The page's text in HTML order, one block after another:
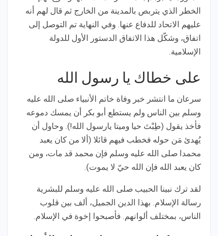
الخطر الذي يتربص بالمدينة من الخارج ثم قال لهم أنه
عليهم الاتحاد للدفاع عنها. وفي النهاية تم التوصل إلى
اتفاق، وشكّل هذا الاتفاق الدستور الأول للدولة
الإسلامية.
على خطاك يا رسول الله
سرعان ما انتشر خبر وفاة خاتم الأنبياء صلى الله عليه
وسلم بين الناس ولم يستطع أبو بكر أن يمسك دموعه
فأخذ يقول (طِبْتَ حيا وميتا يارسول الله!). وحاول أن
يُهدئ مَن حوله فخطب فيهم قائلا (ألا من كان يعبد
محمدا صلى الله عليه وسلم فإن محمد قد مات، ومن
كان يعبد الله فإن الله حيّ لا يموت).
لقد ترك نبينا الحبيب صلى الله عليه وسلم للبشرية
رسالة الإسلام. بهذا الدين الجميل، ألف بين قلوب
الناس، بمختلف ألوانهم. فأصبحوا إخوة في الإسلام.